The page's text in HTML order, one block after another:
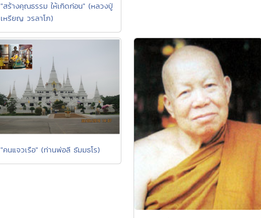
"สร้างคุณธรรม ให้เกิดก่อน" (หลวงปู่
เหรียญ วรลาโภ)
"คนแจวเรือ" (ท่านพ่อลี ธัมมธโร)